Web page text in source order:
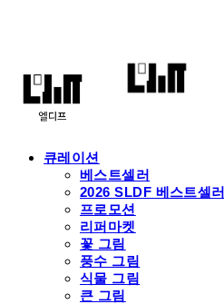
큐레이션
베스트셀러
2026 SLDF 베스트셀러
프로모션
리퍼마켓
꽃 그림
풍수 그림
식물 그림
큰 그림